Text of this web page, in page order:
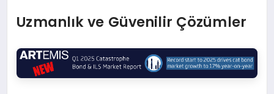
Uzmanlık ve Güvenilir Çözümler